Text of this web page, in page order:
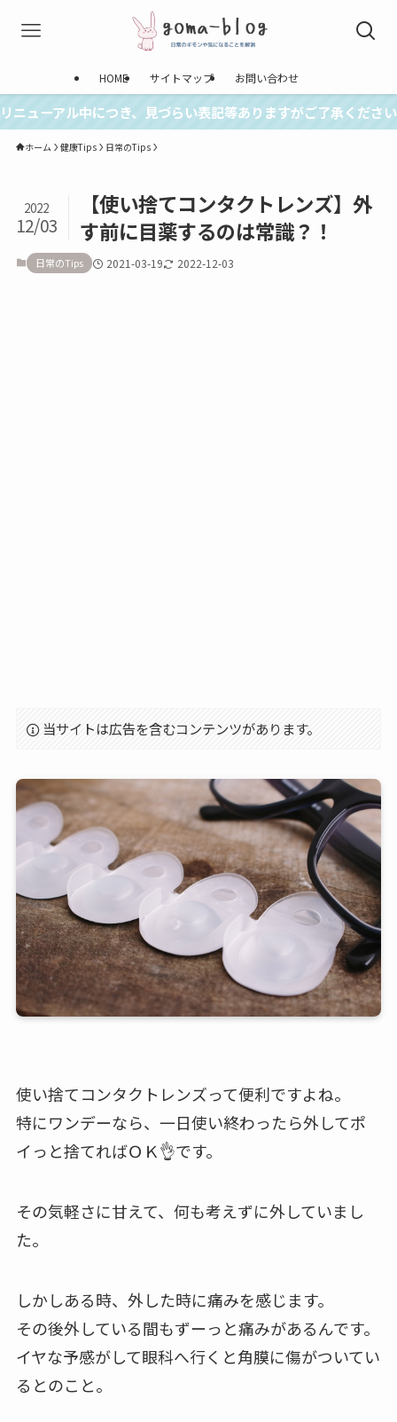
HOME サイトマップ お問い合わせ
リニューアル中につき、見づらい表記等ありますがご了承ください
ホーム 健康Tips 日常のTips
【使い捨てコンタクトレンズ】外
す前に目薬するのは常識？！
2022
12/03
日常のTips 2021-03-19 2022-12-03
当サイトは広告を含むコンテンツがあります。
使い捨てコンタクトレンズって便利ですよね。
特にワンデーなら、一日使い終わったら外してポ
イっと捨てればＯＫ👌です。
その気軽さに甘えて、何も考えずに外していまし
た。
しかしある時、外した時に痛みを感じます。
その後外している間もずーっと痛みがあるんです。
イヤな予感がして眼科へ行くと角膜に傷がついてい
るとのこと。